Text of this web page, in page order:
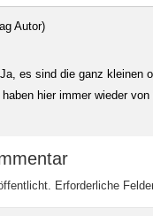
Autor)
es sind die ganz kleinen
hier immer wieder
Erforderliche